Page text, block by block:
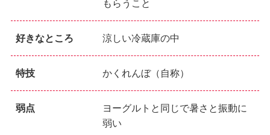
もらうこと
好きなところ 涼しい冷蔵庫の中
特技 かくれんぼ（自称）
弱点
ヨーグルトと同じで暑さと振動に
弱い